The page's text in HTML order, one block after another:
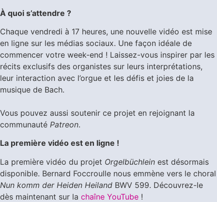
À quoi s’attendre ?
Chaque vendredi à 17 heures, une nouvelle vidéo est mise
en ligne sur les médias sociaux. Une façon idéale de
commencer votre week-end ! Laissez-vous inspirer par les
récits exclusifs des organistes sur leurs interprétations,
leur interaction avec l’orgue et les défis et joies de la
musique de Bach.
Vous pouvez aussi soutenir ce projet en rejoignant la
communauté Patreon.
La première vidéo est en ligne !
La première vidéo du projet Orgelbüchlein est désormais
disponible. Bernard Foccroulle nous emmène vers le choral
Nun komm der Heiden Heiland BWV 599. Découvrez-le
dès maintenant sur la chaîne YouTube !